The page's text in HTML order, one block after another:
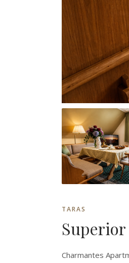
TARAS
Charmantes